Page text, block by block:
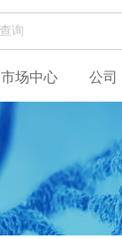
市场中心 公司